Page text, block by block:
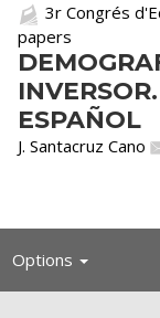
3r Congrés
papers
ESPAÑOL
J. Santacruz Cano
Options Toggle